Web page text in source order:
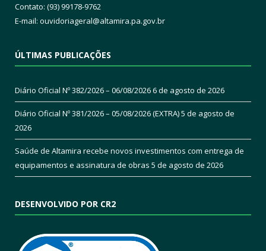
Contato: (93) 99178-9762
E-mail: ouvidoriageral@altamira.pa.gov.br
ÚLTIMAS PUBLICAÇÕES
Diário Oficial Nº 382/2026 – 06/08/20266 de agosto de 2026
Diário Oficial Nº 381/2026 – 05/08/2026 (EXTRA)5 de agosto de
2026
Saúde de Altamira recebe novos investimentos com entrega de
equipamentos e assinatura de obras 5 de agosto de 2026
DESENVOLVIDO POR CR2